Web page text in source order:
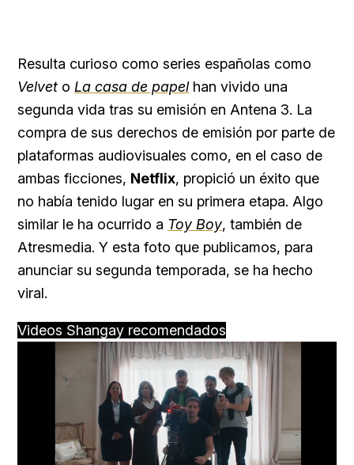
Resulta curioso como series españolas como
Velvet o La casa de papelhan vivido una
segunda vida tras su emisión en Antena 3. La
compra de sus derechos de emisión por parte de
plataformas audiovisuales como, en el caso de
ambas ficciones, Netflix, propició un éxito que
no había tenido lugar en su primera etapa. Algo
similar le ha ocurrido a Toy Boy, también de
Atresmedia. Y esta foto que publicamos, para
anunciar su segunda temporada, se ha hecho
viral.
Videos Shangay recomendados